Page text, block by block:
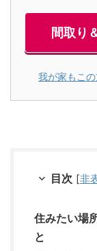
間取り
我が家もこ
目次 [非
住みたい場
と